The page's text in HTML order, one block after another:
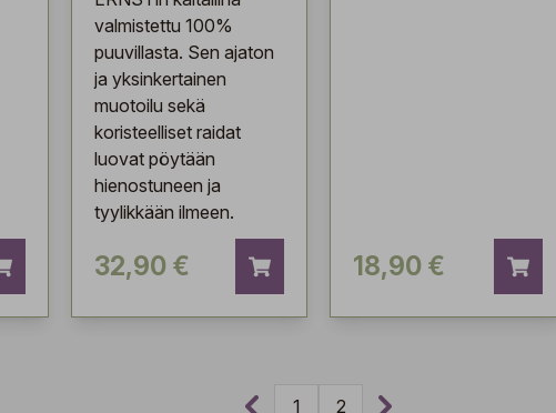
valmistettu 100%
puuvillasta. Sen ajaton
ja yksinkertainen
muotoilu sekä
koristeelliset raidat
luovat pöytään
hienostuneen ja
tyylikkään ilmeen.
32,90 € 18,90 €
1 2